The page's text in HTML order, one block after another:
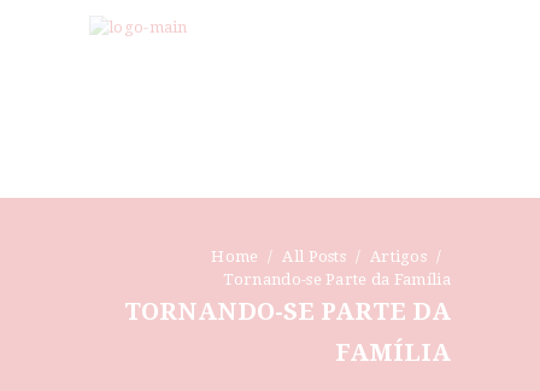
Home All Posts
Artigos
Tornando-se Parte da Família
TORNANDO-SE PARTE DA
FAMÍLIA